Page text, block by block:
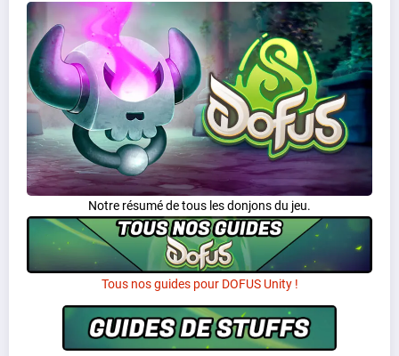
Notre résumé de tous les donjons du jeu.
Tous nos guides pour DOFUS Unity !